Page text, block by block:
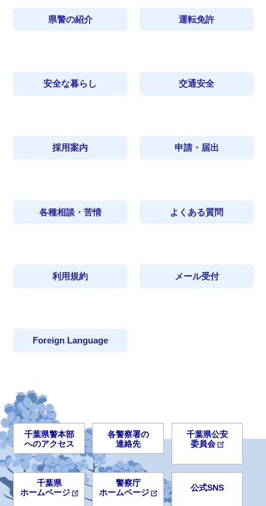
県警の紹介 運転免許
安全な暮らし 交通安全
採用案内 申請・届出
各種相談・苦情 よくある質問
利用規約 メール受付
Foreign Language
千葉県警本部
へのアクセス
各警察署の
連絡先
千葉県公安
委員会
千葉県
ホームページ
警察庁
ホームページ
公式SNS